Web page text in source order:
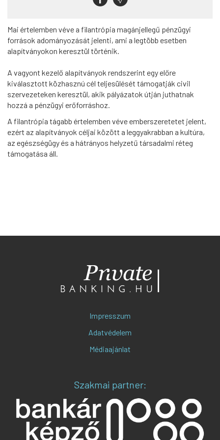
Mai értelemben véve a filantrópia magánjellegű pénzügyi
források adományozását jelenti, ami a legtöbb esetben
alapítványokon keresztül történik.
A vagyont kezelő alapítványok rendszerint egy előre
kiválasztott közhasznú cél teljesülését támogatják civil
szervezeteken keresztül, akik pályázatok útján juthatnak
hozzá a pénzügyi erőforráshoz.
A filantrópia tágabb értelemben véve emberszeretetet jelent,
ezért az alapítványok céljai között a leggyakrabban a kultúra,
az egészségügy és a hátrányos helyzetű társadalmi réteg
támogatása áll.
Impresszum
Adatvédelem
Médiaajánlat
Szakmai partner: